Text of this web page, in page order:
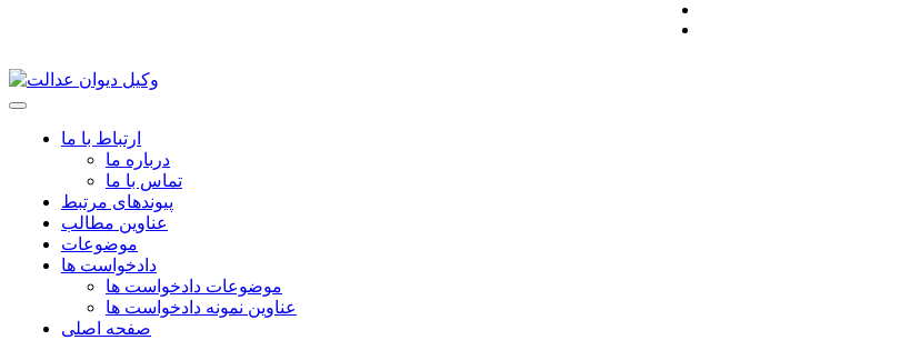
ارتباط با ما
درباره ما
تماس با ما
پیوندهای مرتبط
عناوین مطالب
موضوعات
دادخواست ها
موضوعات دادخواست ها
عناوین نمونه دادخواست ها
صفحه اصلی